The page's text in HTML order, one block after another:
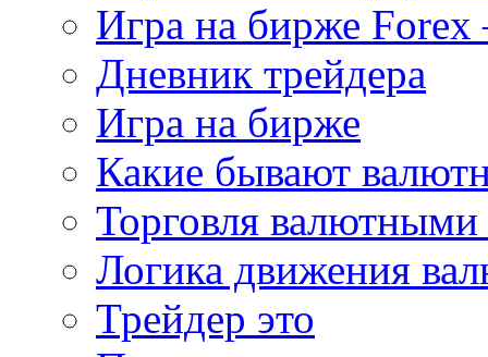
Игра на бирже Forex
Дневник трейдера
Игра на бирже
Какие бывают
Торговля
Логика движения
Трейдер это